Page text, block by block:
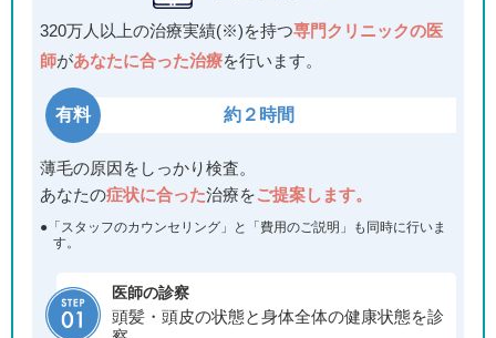
320万人以上の治療実績(※)を持つ専門クリニックの医
師があなたに合った治療を行います。
有料 約２時間
薄毛の原因をしっかり検査。
あなたの症状に合った治療をご提案します。
●「スタッフのカウンセリング」と「費用のご説明」も同時に行いま
す。
医師の診察
頭髪・頭皮の状態と身体全体の健康状態を診